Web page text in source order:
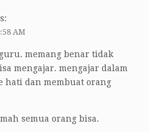
AM
memang benar tidak
mengajar. mengajar dalam
hati dan membuat orang
semua orang bisa.